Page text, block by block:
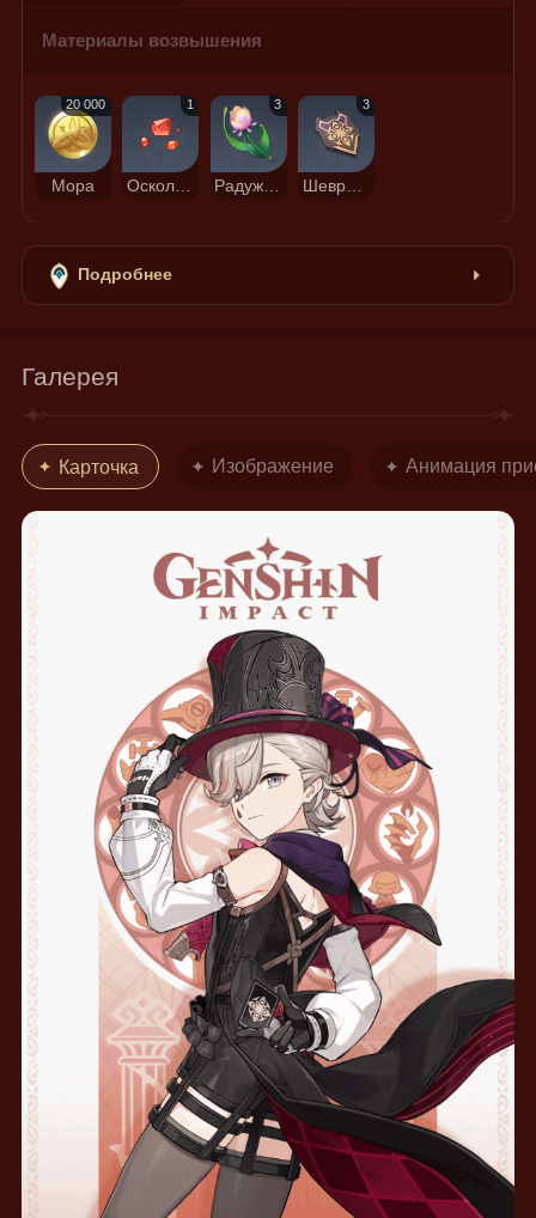
Материалы возвышения
20 000
Мора
1
Осколок агата Агнидус
3 3
Шеврон рядового
Подробнее
Галерея
Карточка Изображение Анимация